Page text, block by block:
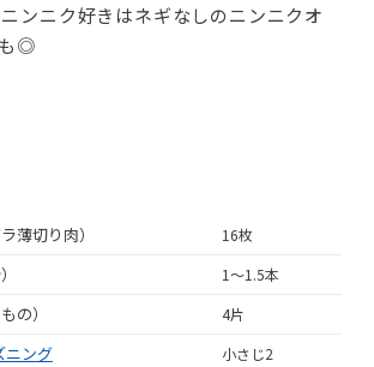
ンニク好きはネギなしのニンニクオ
も◎
薄切り肉） 16枚
1～1.5本
の） 4片
ング 小さじ2